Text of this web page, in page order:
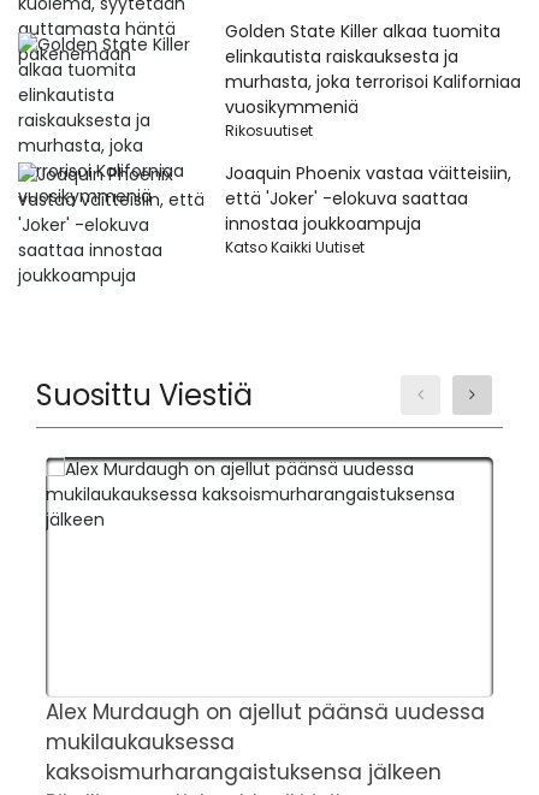
Golden State Killer alkaa tuomita
elinkautista raiskauksesta ja
murhasta, joka terrorisoi Kaliforniaa
vuosikymmeniä
Rikosuutiset
Joaquin Phoenix vastaa väitteisiin,
että 'Joker' -elokuva saattaa
innostaa joukkoampuja
Katso Kaikki Uutiset
Suosittu Viestiä
Alex Murdaugh on ajellut päänsä uudessa
mukilaukauksessa
kaksoismurharangaistuksensa jälkeen